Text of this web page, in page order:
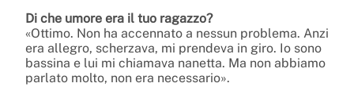
Di che umore era il tuo ragazzo?
«Ottimo. Non ha accennato a nessun problema. Anzi
era allegro, scherzava, mi prendeva in giro. Io sono
bassina e lui mi chiamava nanetta. Ma non abbiamo
parlato molto, non era necessario».